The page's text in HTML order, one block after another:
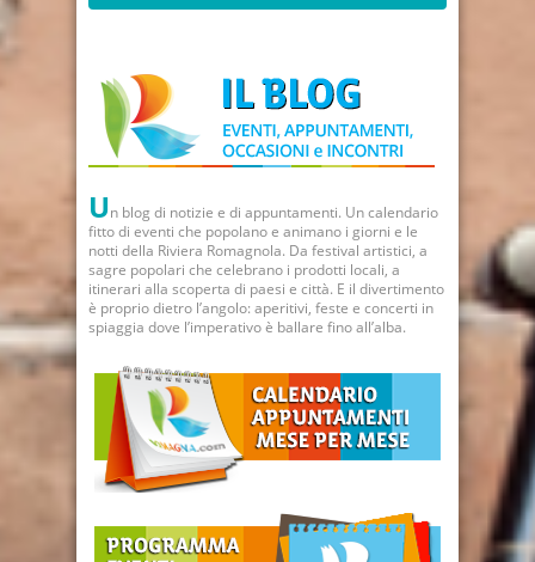
Un blog di notizie e di appuntamenti. Un calendario
fitto di eventi che popolano e animano i giorni e le
notti della Riviera Romagnola. Da festival artistici, a
sagre popolari che celebrano i prodotti locali, a
itinerari alla scoperta di paesi e città. E il divertimento
è proprio dietro l’angolo: aperitivi, feste e concerti in
spiaggia dove l’imperativo è ballare fino all’alba.